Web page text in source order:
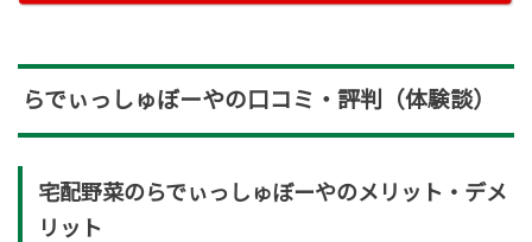
らでぃっしゅぼーやの口コミ・評判（体験談）
宅配野菜のらでぃっしゅぼーやのメリット・デメ
リット